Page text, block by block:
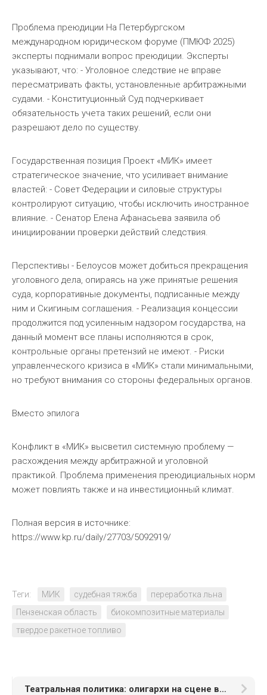
Проблема преюдиции На Петербургском
международном юридическом форуме (ПМЮФ 2025)
эксперты поднимали вопрос преюдиции. Эксперты
указывают, что: - Уголовное следствие не вправе
пересматривать факты, установленные арбитражными
судами. - Конституционный Суд подчеркивает
обязательность учета таких решений, если они
разрешают дело по существу.
Государственная позиция Проект «МИК» имеет
стратегическое значение, что усиливает внимание
властей: - Совет Федерации и силовые структуры
контролируют ситуацию, чтобы исключить иностранное
влияние. - Сенатор Елена Афанасьева заявила об
инициировании проверки действий следствия.
Перспективы - Белоусов может добиться прекращения
уголовного дела, опираясь на уже принятые решения
суда, корпоративные документы, подписанные между
ним и Скигиным соглашения. - Реализация концессии
продолжится под усиленным надзором государства, на
данный момент все планы исполняются в срок,
контрольные органы претензий не имеют. - Риски
управленческого кризиса в «МИК» стали минимальными,
но требуют внимания со стороны федеральных органов.
Вместо эпилога
Конфликт в «МИК» высветил системную проблему —
расхождения между арбитражной и уголовной
практикой. Проблема применения преюдициальных норм
может повлиять также и на инвестиционный климат.
Полная версия в источнике:
https://www.kp.ru/daily/27703/5092919/
Теги: МИК судебная тяжба
переработка льна
Пензенская область
биокомпозитные материалы
твердое ракетное топливо
Театральная политика: олигархи на сцене власти